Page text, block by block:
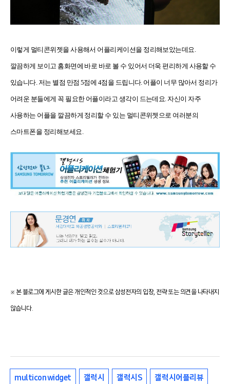
이렇게 멀티콘위젯을 사용해서 어플리케이션을 정리해보았는데요.
깔끔하게 보이고 홈화면에 바로 바로 볼 수 있어서 더욱 편리하게 사용할 수
있습니다. 저는 별점 만점 5점에 4점을 드립니다. 어플이 너무 많아서 정리가
어려운 분들에게 꼭 필요한 어플이라고 생각이 드는데요. 자신이 자주
사용하는 어플을 깔끔하게 정리할 수 있는 멀티콘위젯으로 여러분의
스마트폰을 정리해보세요.
※ 본 블로그에 게시한 글은 개인적인 것으로 삼성전자의 입장, 전략 또는 의견을 나타내지
않습니다.
multicon widget 갤럭시 갤럭시S 갤럭시어플리뷰